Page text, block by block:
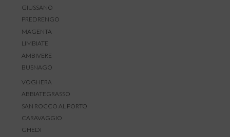
GIUSSANO
PREDRENGO
MAGENTA
LIMBIATE
AMBIVERE
BUSNAGO
VOGHERA
ABBIATEGRASSO
SAN ROCCO AL PORTO
CARAVAGGIO
GHEDI